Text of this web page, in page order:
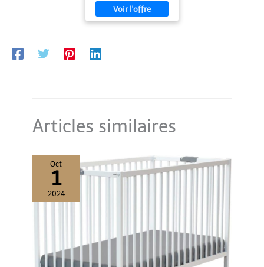
Articles similaires
Oct
1
2024